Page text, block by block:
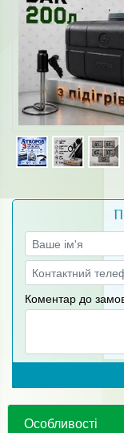
Коментар до
Особливості